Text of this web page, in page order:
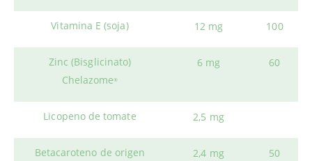
Vitamina E (soja) 12 mg 100
Zinc (Bisglicinato)
Chelazome®
6 mg 60
Licopeno de tomate 2,5 mg
Betacaroteno de origen
2,4 mg 50